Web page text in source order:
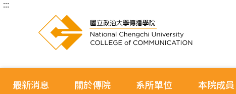
跳
:::
最新消息 關於傳院 系所單位 本院成員